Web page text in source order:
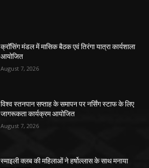
क्रॉसिंग मंडल में मासिक बैठक एवं तिरंगा यात्रा कार्यशाला
आयोजित
August 7, 2026
विश्व स्तनपान सप्ताह के समापन पर नर्सिंग स्टाफ के लिए
जागरूकता कार्यक्रम आयोजित
August 7, 2026
स्माइली क्लब की महिलाओं ने हर्षोल्लास के साथ मनाया